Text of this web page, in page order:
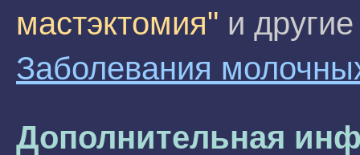
мастэктомия" и
Заболевания
Дополнительная